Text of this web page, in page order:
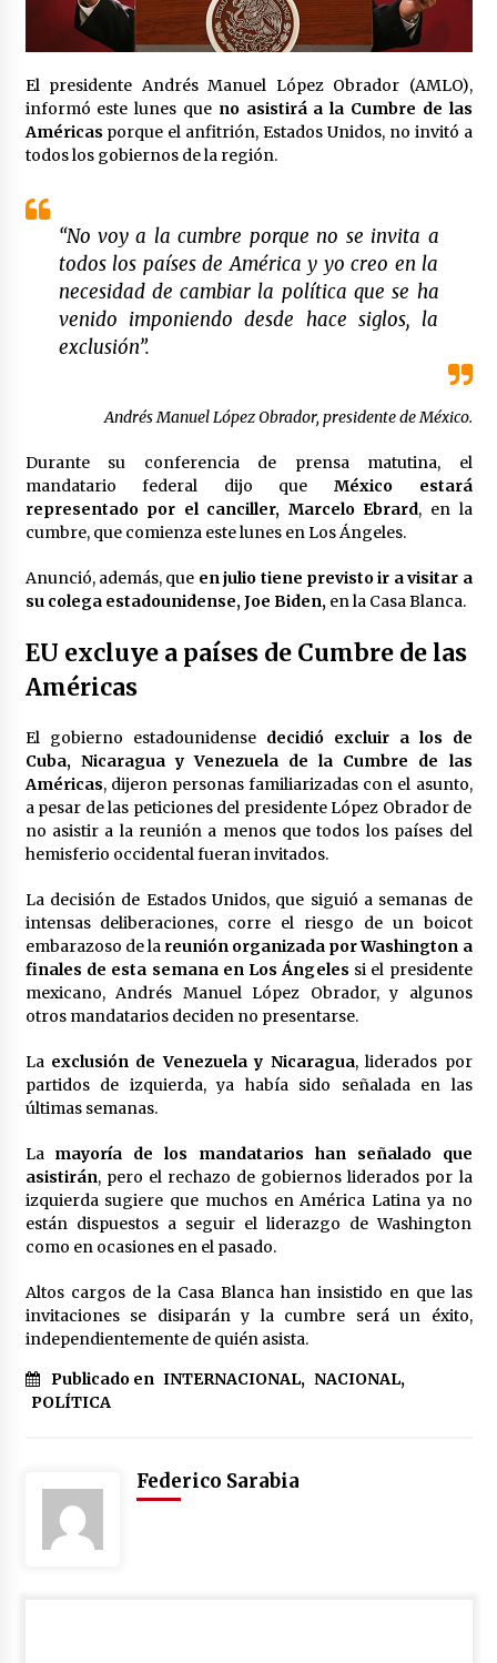
Laura Itzel Castillo será la nueva secretaria de
las Mujeres, anuncia Sheinbaum
2 meses atrás
Sheinbaum descarta reunión entre CNTE y
Segob: «ya dimos nuestras propuestas»
2 meses atrás
políticos mexicanos que protegen al narco”
2 meses atrás
Trump anuncia acuerdo con Irán y el fin de
operaciones militares entre ambos países
Trump asegura que barcos cargados de
2 meses atrás
México libraría posible arancel de EE.UU. en
85% de sus exportaciones
El presidente Andrés Manuel López Obrador (AMLO),
informó este lunes que no asistirá a la Cumbre de las
Américas porque el anfitrión, Estados Unidos, no invitó a
todos los gobiernos de la región.
“No voy a la cumbre porque no se invita a
todos los países de América y yo creo en la
necesidad de cambiar la política que se ha
venido imponiendo desde hace siglos, la
exclusión”.
Andrés Manuel López Obrador, presidente de México.
Durante su conferencia de prensa matutina, el
mandatario federal dijo que México estará
representado por el canciller, Marcelo Ebrard, en la
cumbre, que comienza este lunes en Los Ángeles.
Anunció, además, que en julio tiene previsto ir a visitar a
su colega estadounidense, Joe Biden,en la Casa Blanca.
EU excluye a países de Cumbre de las
Américas
El gobierno estadounidense decidió excluir a los de
Cuba, Nicaragua y Venezuela de la Cumbre de las
Américas, dijeron personas familiarizadas con el asunto,
a pesar de las peticiones del presidente López Obrador de
no asistir a la reunión a menos que todos los países del
hemisferio occidental fueran invitados.
La decisión de Estados Unidos, que siguió a semanas de
intensas deliberaciones, corre el riesgo de un boicot
embarazoso de lareunión organizada por Washington a
finales de esta semana en Los Ángeles si el presidente
mexicano, Andrés Manuel López Obrador, y algunos
otros mandatarios deciden no presentarse.
La exclusión de Venezuela y Nicaragua, liderados por
partidos de izquierda, ya había sido señalada en las
últimas semanas.
La mayoría de los mandatarios han señalado que
asistirán, pero el rechazo de gobiernos liderados por la
izquierda sugiere que muchos en América Latina ya no
están dispuestos a seguir el liderazgo de Washington
como en ocasiones en el pasado.
Altos cargos de la Casa Blanca han insistido en que las
invitaciones se disiparán y la cumbre será un éxito,
independientemente de quién asista.
Publicado en INTERNACIONAL, NACIONAL,
POLÍTICA
Federico Sarabia